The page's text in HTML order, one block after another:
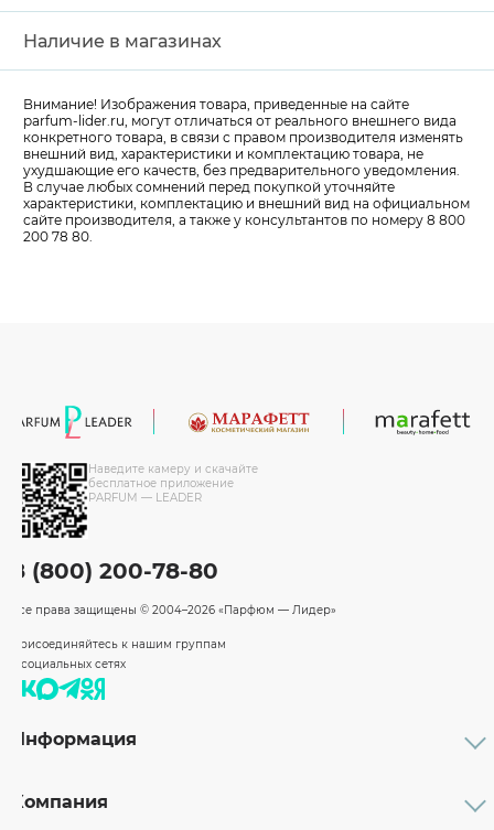
Наличие в магазинах
Внимание! Изображения товара, приведенные на сайте
parfum-lider.ru, могут отличаться от реального внешнего вида
конкретного товара, в связи с правом производителя изменять
внешний вид, характеристики и комплектацию товара, не
ухудшающие его качеств, без предварительного уведомления.
В случае любых сомнений перед покупкой уточняйте
характеристики, комплектацию и внешний вид на официальном
сайте производителя, а также у консультантов по номеру 8 800
200 78 80.
Наведите камеру и скачайте
бесплатное приложение
PARFUM — LEADER
8 (800) 200-78-80
Все права защищены © 2004–2026 «Парфюм — Лидер»
Присоединяйтесь к нашим группам
в социальных сетях
Информация
Бренды
Компания